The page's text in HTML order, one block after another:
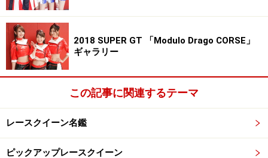
リの2人を引っ張っていけるように1年間頑張っていきま
すので応援よろしくお願いします。
織田真実那ちゃん
2018 SUPER GT 「Modulo Drago CORSE」
ギャラリー
この記事に関連するテーマ
レースクイーン名鑑
ピックアップレースクイーン